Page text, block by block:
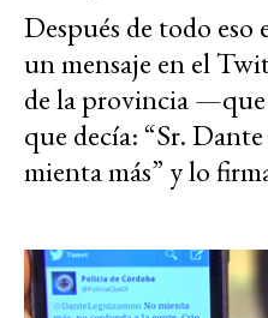
Después de todo
un mensaje en el
de la provincia
que decía: “Sr.
mienta más” y lo